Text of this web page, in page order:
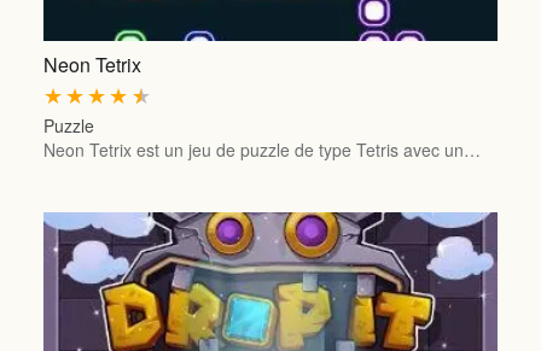
Neon Tetrix
★
★
★
★
★
Puzzle
Neon Tetrix est un jeu de puzzle de type Tetris avec un…